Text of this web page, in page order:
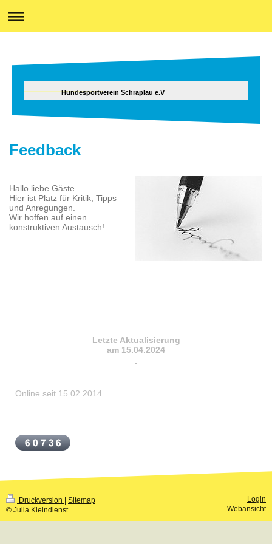
Hundesportverein Schraplau e.V
Feedback
Hallo liebe Gäste.
Hier ist Platz für Kritik, Tipps
und Anregungen.
Wir hoffen auf einen
konstruktiven Austausch!
Letzte Aktualisierung
am 15.04.2024
Online seit 15.02.2014
Druckversion
Sitemap
© Julia Kleindienst
Login
Webansicht